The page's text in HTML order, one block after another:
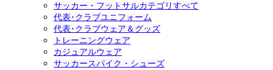
サッカー・フットサルカテゴリすべて
代表･クラブユニフォーム
代表･クラブウェア＆グッズ
トレーニングウェア
カジュアルウェア
サッカースパイク・シューズ